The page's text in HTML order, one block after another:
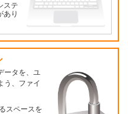
ステ
あり
ータを、ユ
う、ファイ
スペースを